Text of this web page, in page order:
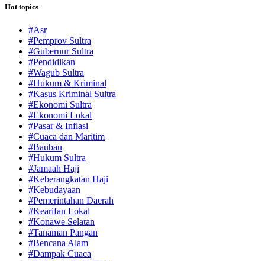
Hot topics
#Asr
#Pemprov Sultra
#Gubernur Sultra
#Pendidikan
#Wagub Sultra
#Hukum & Kriminal
#Kasus Kriminal Sultra
#Ekonomi Sultra
#Ekonomi Lokal
#Pasar & Inflasi
#Cuaca dan Maritim
#Baubau
#Hukum Sultra
#Jamaah Haji
#Keberangkatan Haji
#Kebudayaan
#Pemerintahan Daerah
#Kearifan Lokal
#Konawe Selatan
#Tanaman Pangan
#Bencana Alam
#Dampak Cuaca